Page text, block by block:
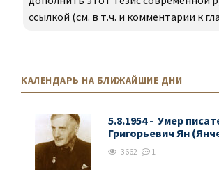
ссылкой (см. в т.ч. и комментарии к
КАЛЕНДАРЬ НА БЛИЖАЙШИЕ ДНИ
5.8.1954 - Умер
Григорьевич Ян
3662 1